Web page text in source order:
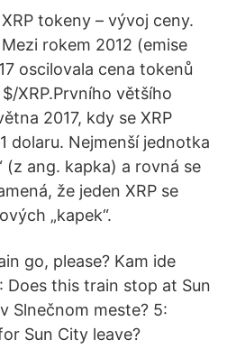
XRP tokeny – vývoj ceny.
Mezi rokem 2012 (emise
oscilovala cena tokenů
XRP.Prvního většího
2017, kdy se XRP
dolaru. Nejmenší jednotka
(z ang. kapka) a rovná se
že jeden XRP se
„kapek“.
go, please? Kam ide
this train stop at Sun
Slnečnom meste? 5:
Sun City leave?